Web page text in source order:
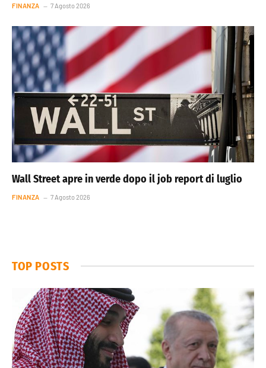
FINANZA 7 Agosto 2026
Wall Street apre in verde dopo il job report di luglio
FINANZA 7 Agosto 2026
TOP POSTS